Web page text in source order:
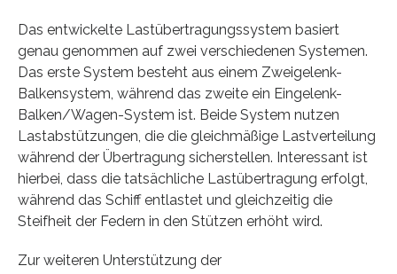
Das entwickelte Lastübertragungssystem basiert
genau genommen auf zwei verschiedenen Systemen.
Das erste System besteht aus einem Zweigelenk-
Balkensystem, während das zweite ein Eingelenk-
Balken/Wagen-System ist. Beide System nutzen
Lastabstützungen, die die gleichmäßige Lastverteilung
während der Übertragung sicherstellen. Interessant ist
hierbei, dass die tatsächliche Lastübertragung erfolgt,
während das Schiff entlastet und gleichzeitig die
Steifheit der Federn in den Stützen erhöht wird.
Zur weiteren Unterstützung der